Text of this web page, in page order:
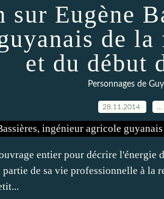
sur Eugène
de
et du début
Personnages de
28.11.2014
entier pour décrire l'énergie
partie de sa vie professionnelle à la